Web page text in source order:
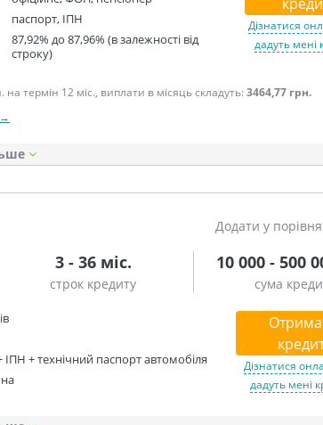
паспорт, ІПН
87,92% до 87,96% (в залежності від
строку)
Дізнатися
дадуть мені
на термін 12 міс., виплати в місяць складуть: 3464,77 грн.
Додати у
3 - 36 міс.
строк кредиту
10 000 - 500
сума
ІПН + технічний паспорт автомобіля
Дізнатися
дадуть мені